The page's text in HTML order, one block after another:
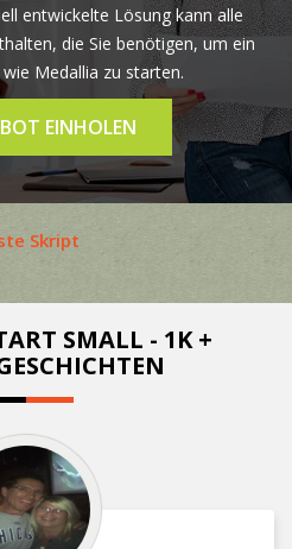
entwickelte Lösung kann alle
die Sie benötigen, um ein
Medallia zu starten.
EINHOLEN
Skript
SMALL - 1K +